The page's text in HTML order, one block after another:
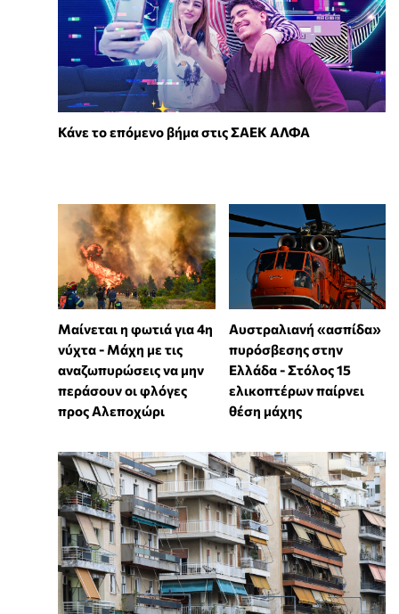
Κάνε το επόμενο βήμα στις ΣΑΕΚ ΑΛΦΑ
Μαίνεται η φωτιά για 4η
νύχτα - Μάχη με τις
αναζωπυρώσεις να μην
περάσουν οι φλόγες
προς Αλεποχώρι
Αυστραλιανή «ασπίδα»
πυρόσβεσης στην
Ελλάδα - Στόλος 15
ελικοπτέρων παίρνει
θέση μάχης